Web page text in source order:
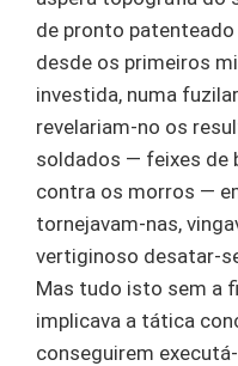
de pronto
desde os primeiros
investida, numa
revelariam-no os
soldados — feixes de
contra os morros —
tornejavam-nas,
vertiginoso desatar-
Mas tudo isto sem a
implicava a tática
conseguirem